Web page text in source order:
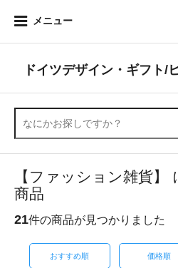
メニュー
ドイツデザイン・ギフト/
【ファッション雑貨】
商品
21件の商品が見つかりました
おすすめ順 価格順